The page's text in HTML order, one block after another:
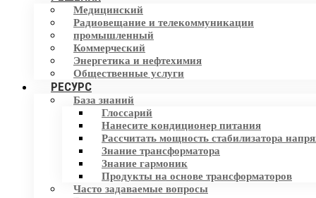
Статический автоматический
переключатель (STS)
Хранилище энергии
Гармонический фильтр
Устройство коррекции коэффициента
мощности (PFC)
Устранитель нейтрального тока (NCE)
Устройство защиты от перенапряжения
Медицинский
Радиовещание и телекоммуникации
промышленный
Коммерческий
Энергетика и нефтехимия
Общественные услуги
РЕСУРС
База знаний
Глоссарий
Нанесите кондиционер питания
Рассчитать мощность стабилизатора
Знание трансформатора
Знание гармоник
Продукты на основе трансформаторов
Часто задаваемые вопросы